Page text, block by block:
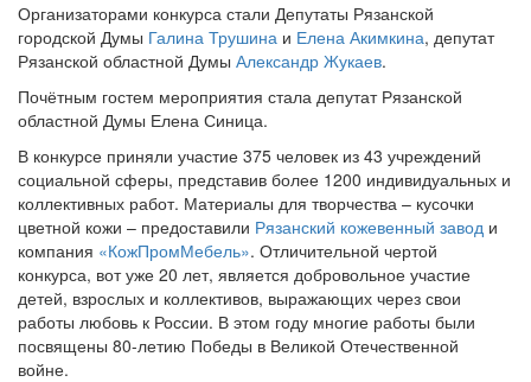
Организаторами конкурса стали Депутаты Рязанской
городской Думы Галина Трушина и Елена Акимкина, депутат
Рязанской областной Думы Александр Жукаев.
Почётным гостем мероприятия стала депутат Рязанской
областной Думы Елена Синица.
В конкурсе приняли участие 375 человек из 43 учреждений
социальной сферы, представив более 1200 индивидуальных и
коллективных работ. Материалы для творчества – кусочки
цветной кожи – предоставили Рязанский кожевенный завод и
компания «КожПромМебель». Отличительной чертой
конкурса, вот уже 20 лет, является добровольное участие
детей, взрослых и коллективов, выражающих через свои
работы любовь к России. В этом году многие работы были
посвящены 80-летию Победы в Великой Отечественной
войне.